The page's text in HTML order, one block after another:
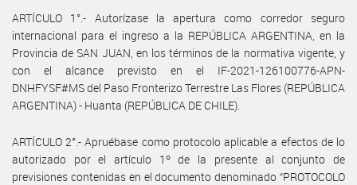
ARTÍCULO 1°.- Autorízase la apertura como corredor seguro
internacional para el ingreso a la REPÚBLICA ARGENTINA, en la
Provincia de SAN JUAN, en los términos de la normativa vigente, y
con el alcance previsto en el IF-2021-126100776-APN-
DNHFYSF#MS del Paso Fronterizo Terrestre Las Flores (REPÚBLICA
ARGENTINA) - Huanta (REPÚBLICA DE CHILE).
ARTÍCULO 2°.- Apruébase como protocolo aplicable a efectos de lo
autorizado por el artículo 1º de la presente al conjunto de
previsiones contenidas en el documento denominado “PROTOCOLO